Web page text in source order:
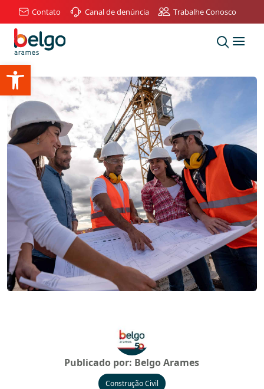
Abrir a barra de ferramentas
Contato Canal de denúncia Trabalhe Conosco
Publicado por: Belgo Arames
Construção Civil